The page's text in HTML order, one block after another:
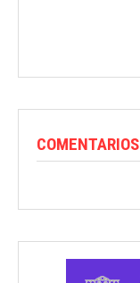
COMENTARIOS